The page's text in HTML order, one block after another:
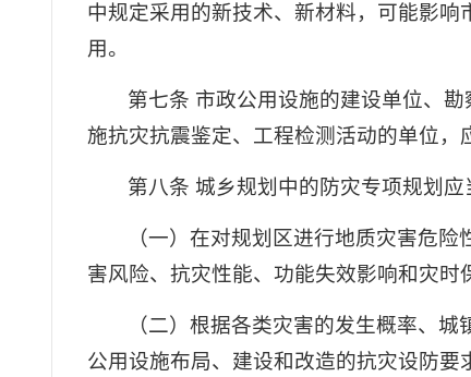
中规定采用的新技术、新材料，可能影
用。
第七条 市政公用设施的建设单位、
施抗灾抗震鉴定、工程检测活动的单位，
第八条 城乡规划中的防灾专项规划应
（一）在对规划区进行地质灾害危
害风险、抗灾性能、功能失效影响和灾时
（二）根据各类灾害的发生概率、
公用设施布局、建设和改造的抗灾设防要